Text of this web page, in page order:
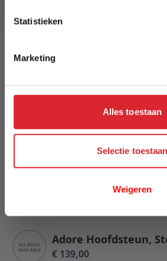
Statistieken
Marketing
Alles toestaan
Selectie toestaan
Weigeren
Samenvatting
Review versturen
This form is protected by
€ 139,00